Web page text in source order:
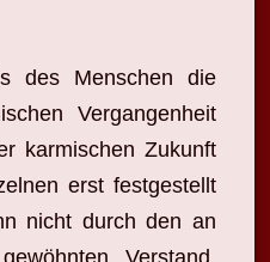
des Menschen die
Vergangenheit
karmischen Zukunft
erst festgestellt
nicht durch den an
Verstand,